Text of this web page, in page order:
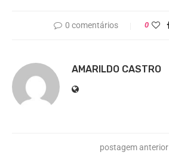
0 comentários 0
AMARILDO CASTRO
postagem anterior